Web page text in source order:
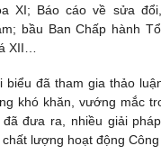
XI; Báo cáo về sửa
bầu Ban Chấp hành
XII…
biểu đã tham gia thảo
khó khăn, vướng mắc
đưa ra, nhiều giải
lượng hoạt động